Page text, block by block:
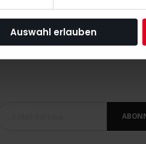
Auswahl erlauben